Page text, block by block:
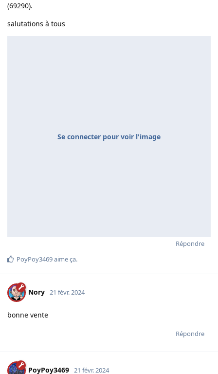
(69290).
salutations à tous
Se connecter pour voir l'image
Répondre
PoyPoy3469aime ça.
Nory 21 févr. 2024
bonne vente
Répondre
PoyPoy3469 21 févr. 2024